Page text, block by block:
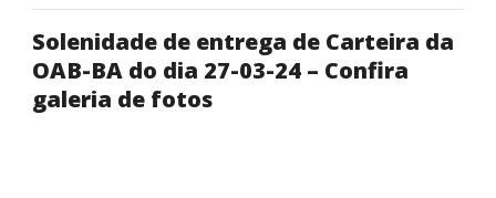
Solenidade de entrega de Carteira da
OAB-BA do dia 27-03-24 – Confira
galeria de fotos